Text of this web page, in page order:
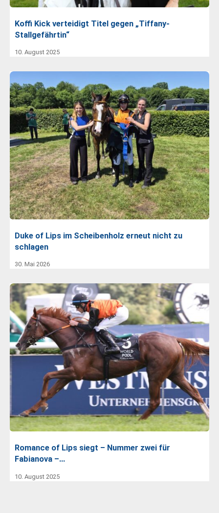
Koffi Kick verteidigt Titel gegen „Tiffany-
Stallgefährtin“
10. August 2025
Duke of Lips im Scheibenholz erneut nicht zu
schlagen
30. Mai 2026
Romance of Lips siegt – Nummer zwei für
Fabianova –…
10. August 2025